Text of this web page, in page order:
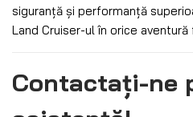
siguranță și performanță
Land Cruiser-ul în orice aventură
Contactați-ne